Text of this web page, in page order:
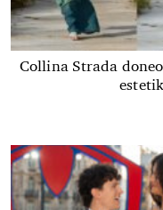
Collina Strada